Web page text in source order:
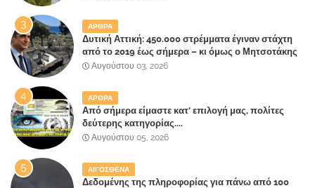
ΑΡΘΡΑ
Δυτική Αττική: 450.000 στρέμματα έγιναν στάχτη
από το 2019 έως σήμερα – κι όμως ο Μητσοτάκης
έλαβε 40% και 45% στις εκλογές του 2023,ενώ 50%
Αυγούστου 03, 2026
ΑΡΘΡΑ
Από σήμερα είμαστε κατ' επιλογή μας, πολίτες
δεύτερης κατηγορίας....
Αυγούστου 05, 2026
ΑΙΓΟΣΘΕΝΑ
Δεδομένης της πληροφορίας για πάνω από 100